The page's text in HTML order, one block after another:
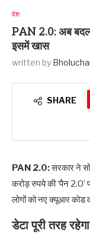
देश
PAN 2.0: अब बदल
इसमें खास
written by
SHARE
PAN 2.0:सरकार ने
करोड़ रुपये की ‘पैन 2.0’
लोगों को नए क्यूआर कोड
डेटा पूरी तरह